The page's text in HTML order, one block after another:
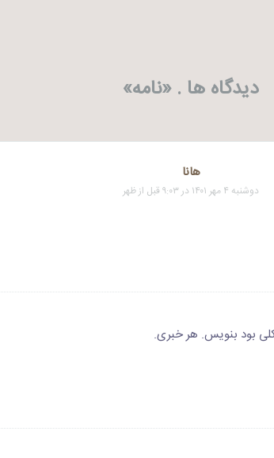
دیدگاه ها . «نامه»
هانا
دوشنبه ۴ مهر ۱۴۰۱ در ۹:۰۳ قبل از ظهر
بود بنویس. هر خبری.